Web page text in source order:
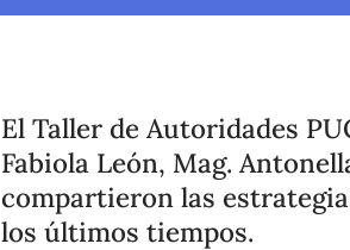
El Taller de Autoridades
Fabiola León, Mag.
compartieron las
los últimos tiempos.